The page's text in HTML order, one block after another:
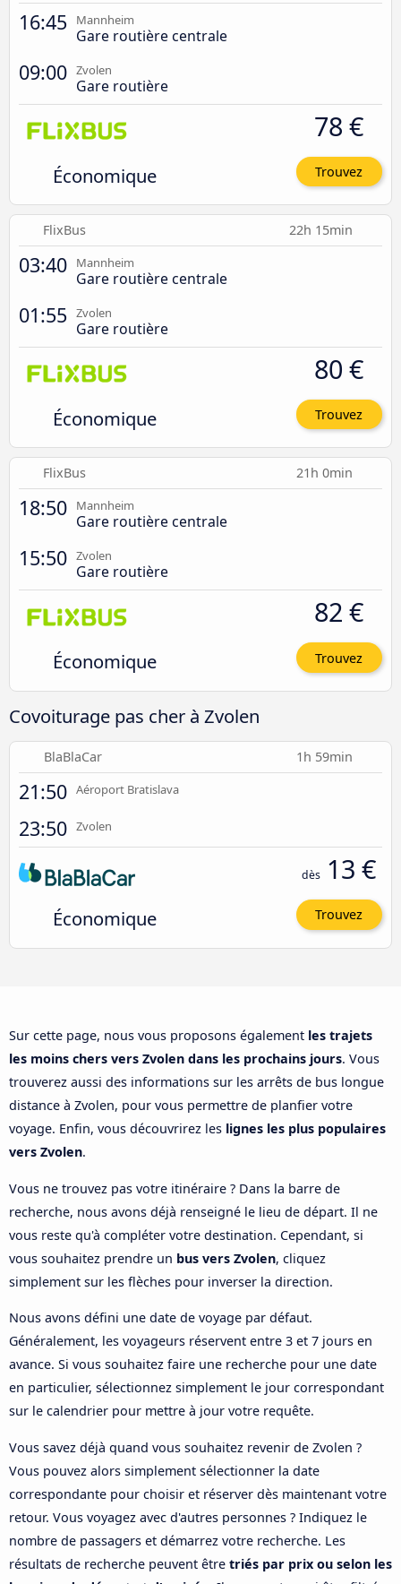
16:45 Mannheim
Gare routière centrale
09:00 Zvolen
Gare routière
Économique
78 €
Trouvez
FlixBus 22h 15min
03:40 Mannheim
Gare routière centrale
01:55 Zvolen
Gare routière
Économique
80 €
Trouvez
FlixBus 21h 0min
18:50 Mannheim
Gare routière centrale
15:50 Zvolen
Gare routière
Économique
82 €
Trouvez
Covoiturage pas cher à Zvolen
BlaBlaCar 1h 59min
21:50 Aéroport Bratislava
23:50 Zvolen
Économique
dès 13 €
Trouvez
Sur cette page, nous vous proposons également les trajets
les moins chers vers Zvolen dans les prochains jours. Vous
trouverez aussi des informations sur les arrêts de bus longue
distance à Zvolen, pour vous permettre de planfier votre
voyage. Enfin, vous découvrirez les lignes les plus populaires
vers Zvolen.
Vous ne trouvez pas votre itinéraire ? Dans la barre de
recherche, nous avons déjà renseigné le lieu de départ. Il ne
vous reste qu'à compléter votre destination. Cependant, si
vous souhaitez prendre un bus vers Zvolen, cliquez
simplement sur les flèches pour inverser la direction.
Nous avons défini une date de voyage par défaut.
Généralement, les voyageurs réservent entre 3 et 7 jours en
avance. Si vous souhaitez faire une recherche pour une date
en particulier, sélectionnez simplement le jour correspondant
sur le calendrier pour mettre à jour votre requête.
Vous savez déjà quand vous souhaitez revenir de Zvolen ?
Vous pouvez alors simplement sélectionner la date
correspondante pour choisir et réserver dès maintenant votre
retour. Vous voyagez avec d'autres personnes ? Indiquez le
nombre de passagers et démarrez votre recherche. Les
résultats de recherche peuvent être triés par prix ou selon les